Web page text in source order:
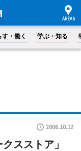
す・働く 学ぶ・知る
2006.10.12
スストア」